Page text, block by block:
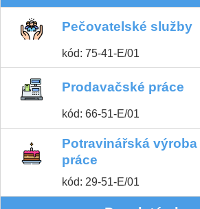
Pečovatelské služby
kód: 75-41-E/01
Prodavačské práce
kód: 66-51-E/01
Potravinářská výroba
práce
kód: 29-51-E/01